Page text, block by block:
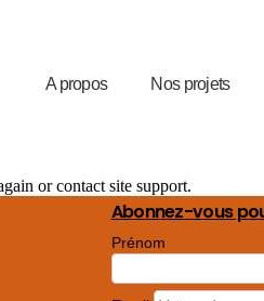
A propos Nos projets
or contact site support.
Abonnez-vous
Prénom